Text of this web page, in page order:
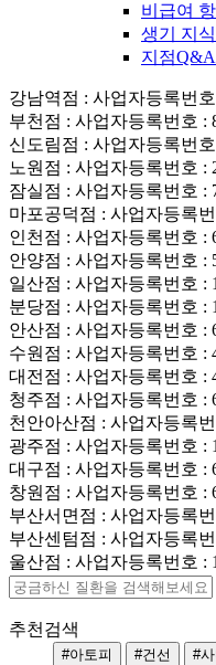
비급여
생기 지
지점Q&A
강남역점 : 사업자등록번
부천점 : 사업자등록번호 :
신도림점 : 사업자등록번
노원점 : 사업자등록번호 :
잠실점 : 사업자등록번호 :
마포공덕점 : 사업자등록
인천점 : 사업자등록번호 :
안양점 : 사업자등록번호 :
일산점 : 사업자등록번호 :
분당점 : 사업자등록번호 :
안산점 : 사업자등록번호 :
수원점 : 사업자등록번호 :
대전점 : 사업자등록번호 :
청주점 : 사업자등록번호 :
천안아산점 : 사업자등록
광주점 : 사업자등록번호 :
대구점 : 사업자등록번호 :
창원점 : 사업자등록번호 :
부산서면점 : 사업자등록
부산센텀점 : 사업자등록
울산점 : 사업자등록번호 :
추천검색
#아토피 #건선 #